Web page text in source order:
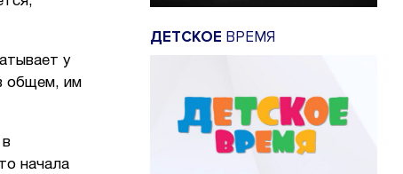
у
общем, им
в
начала
ДЕТСКОЕ ВРЕМЯ